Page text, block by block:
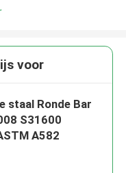
voor
staal Ronde Bar
S31600
A582